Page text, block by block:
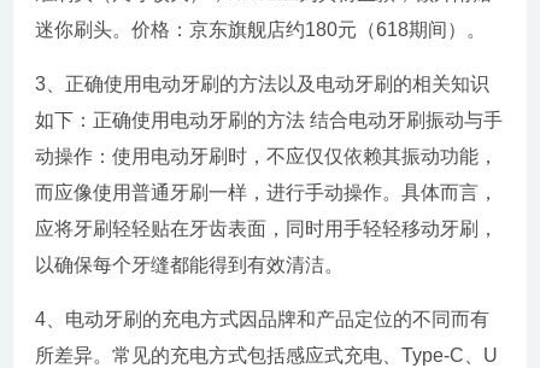
迷你刷头。价格：京东旗舰店约180元（618期间）。
3、正确使用电动牙刷的方法以及电动牙刷的相关知识
如下：正确使用电动牙刷的方法 结合电动牙刷振动与手
动操作：使用电动牙刷时，不应仅仅依赖其振动功能，
而应像使用普通牙刷一样，进行手动操作。具体而言，
应将牙刷轻轻贴在牙齿表面，同时用手轻轻移动牙刷，
以确保每个牙缝都能得到有效清洁。
4、电动牙刷的充电方式因品牌和产品定位的不同而有
所差异。常见的充电方式包括感应式充电、Type-C、U